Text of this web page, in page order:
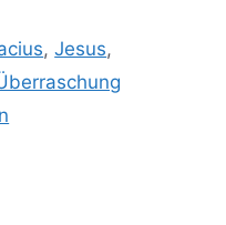
,Jesus,